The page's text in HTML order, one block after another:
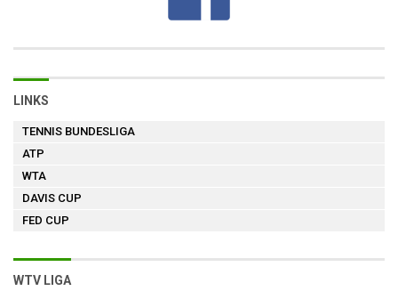
LINKS
TENNIS BUNDESLIGA
ATP
WTA
DAVIS CUP
FED CUP
WTV LIGA